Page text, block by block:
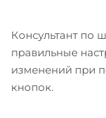
Консультант по
правильные
изменений при
кнопок.